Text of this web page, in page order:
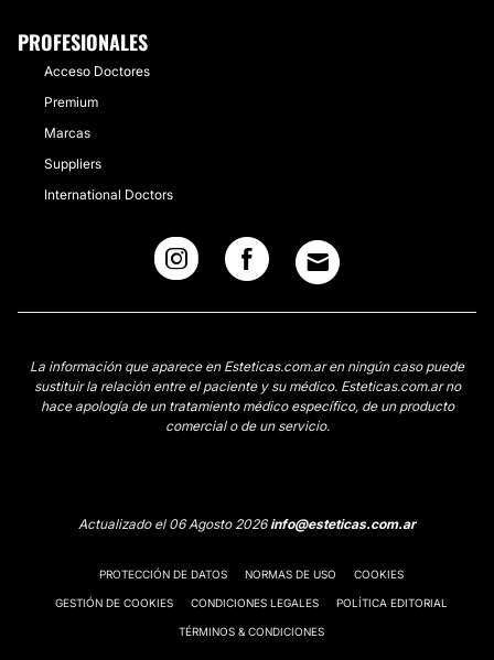
PROFESIONALES
Acceso Doctores
Premium
Marcas
Suppliers
International Doctors
La información que aparece en Esteticas.com.ar en ningún caso puede
sustituir la relación entre el paciente y su médico. Esteticas.com.ar no
hace apología de un tratamiento médico específico, de un producto
comercial o de un servicio.
Actualizado el 06 Agosto 2026info@esteticas.com.ar
PROTECCIÓN DE DATOS NORMAS DE USO COOKIES
GESTIÓN DE COOKIES CONDICIONES LEGALES POLÍTICA EDITORIAL
TÉRMINOS & CONDICIONES